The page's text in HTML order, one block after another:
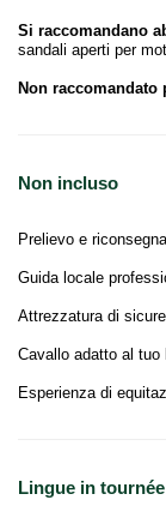
Si raccomandano
sandali aperti per
Non
Non incluso
Prelievo e
Guida locale
Attrezzatura di
Cavallo adatto al
Esperienza di
Lingue in tournée